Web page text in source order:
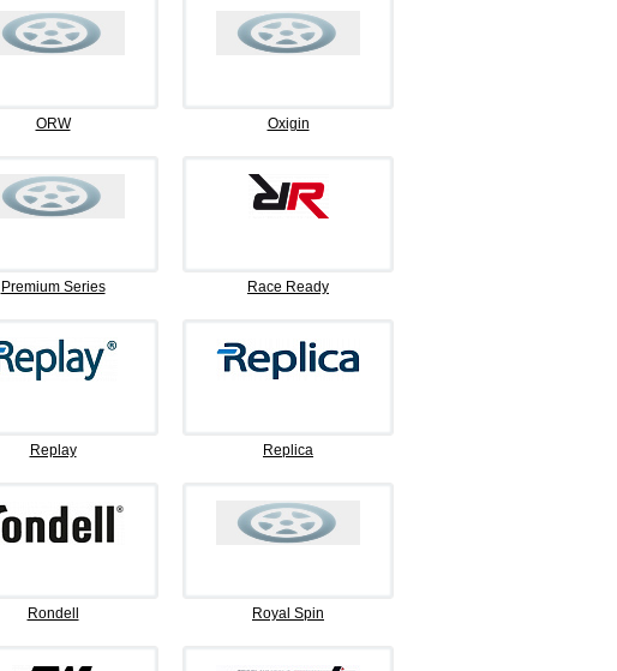
ORW Oxigin
Premium Series Race Ready
Replay Replica
Rondell Royal Spin